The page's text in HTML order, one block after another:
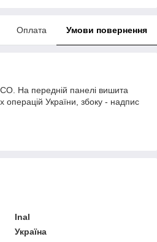
Оплата Умови повернення
На передній панелі вишита
України, збоку - надпис
Inal
Україна